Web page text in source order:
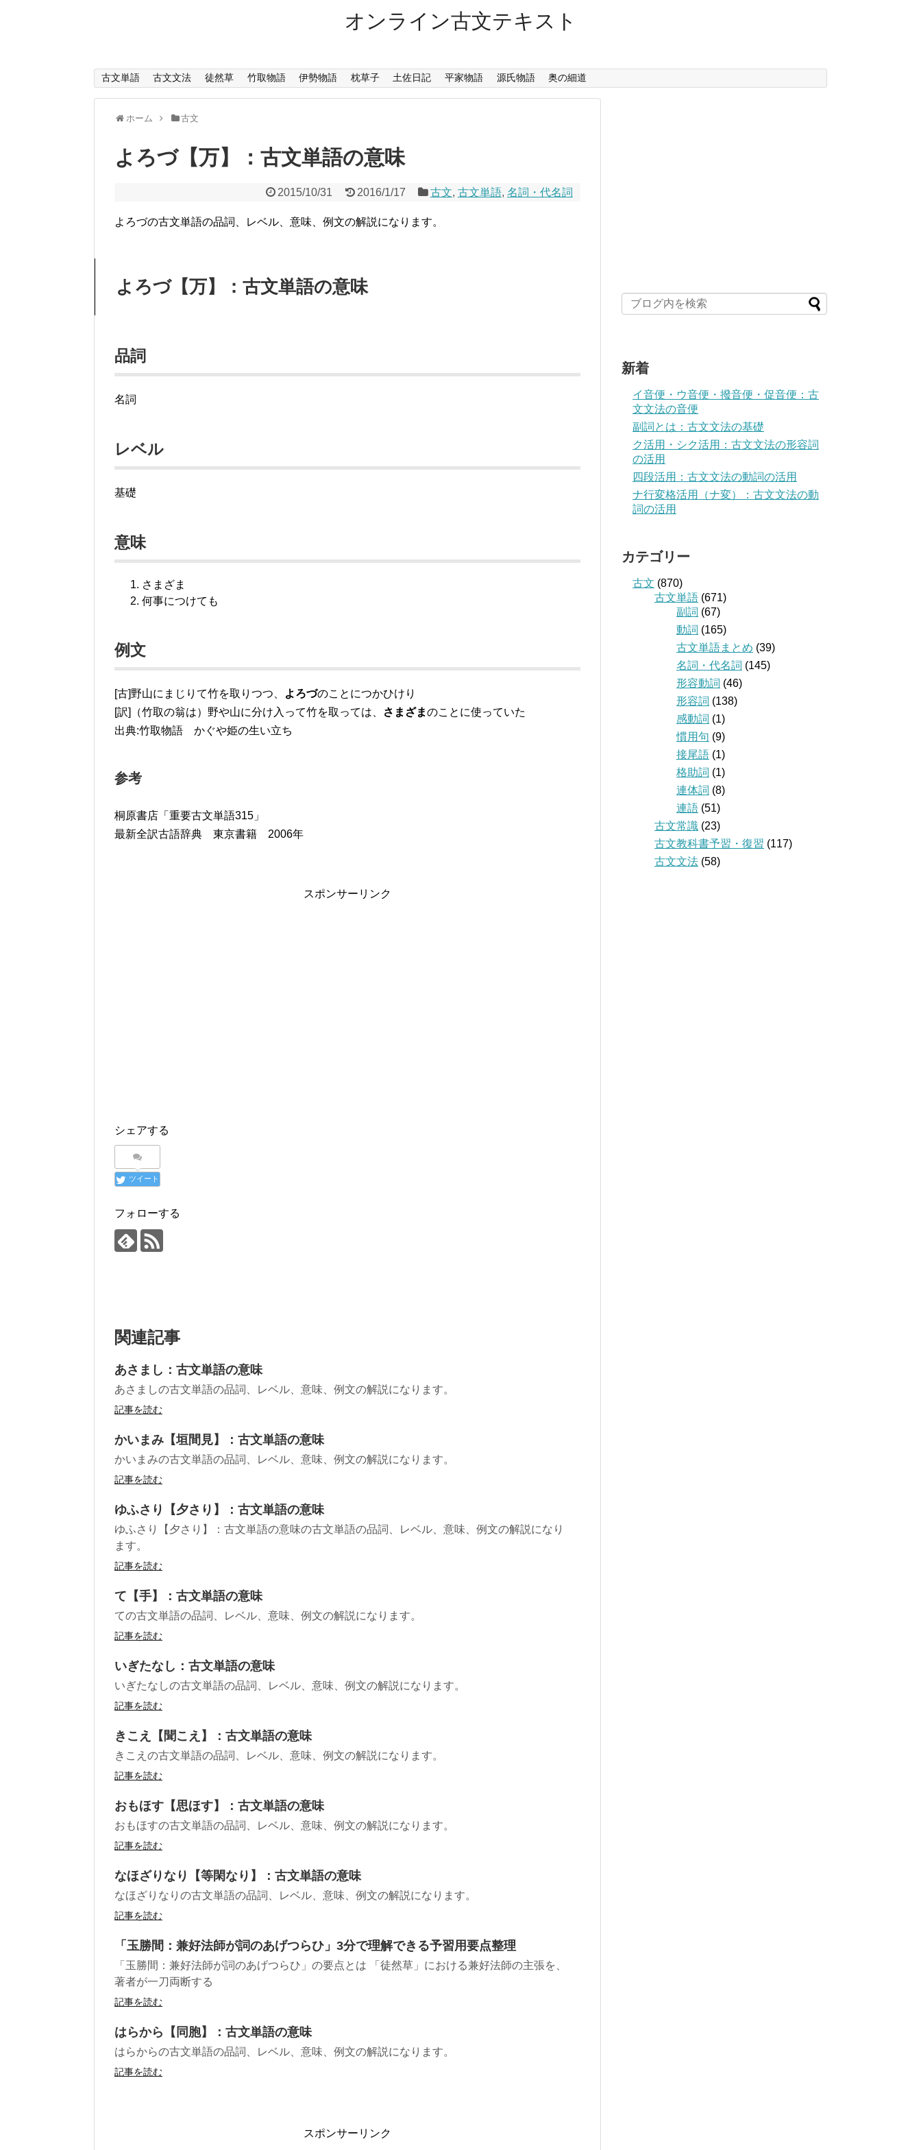
オンライン古文テキスト
古文単語 古文文法 徒然草 竹取物語 伊勢物語 枕草子 土佐日記 平家物語 源氏物語 奥の細道
ホーム 古文
よろづ【万】：古文単語の意味
2015/10/31 2016/1/17 古文, 古文単語, 名詞・代名詞
よろづの古文単語の品詞、レベル、意味、例文の解説になります。
よろづ【万】：古文単語の意味
品詞
名詞
レベル
基礎
意味
さまざま
何事につけても
例文
[古]野山にまじりて竹を取りつつ、 よろづのことにつかひけり
[訳]（竹取の翁は）野や山に分け入って竹を取っては、
さまざまのことに使っていた
出典:竹取物語 かぐや姫の生い立ち
参考
桐原書店「重要古文単語315」
最新全訳古語辞典 東京書籍 2006年
スポンサーリンク
シェアする
ツイート
フォローする
関連記事
あさまし：古文単語の意味
あさましの古文単語の品詞、レベル、意味、例文の解説になります。
記事を読む
かいまみ【垣間見】：古文単語の意味
かいまみの古文単語の品詞、レベル、意味、例文の解説になります。
記事を読む
ゆふさり【夕さり】：古文単語の意味
ゆふさり【夕さり】：古文単語の意味の古文単語の品詞、レベル、意味、例文の解説になり
ます。
記事を読む
て【手】：古文単語の意味
ての古文単語の品詞、レベル、意味、例文の解説になります。
記事を読む
いぎたなし：古文単語の意味
いぎたなしの古文単語の品詞、レベル、意味、例文の解説になります。
記事を読む
きこえ【聞こえ】：古文単語の意味
きこえの古文単語の品詞、レベル、意味、例文の解説になります。
記事を読む
おもほす【思ほす】：古文単語の意味
おもほすの古文単語の品詞、レベル、意味、例文の解説になります。
記事を読む
なほざりなり【等閑なり】：古文単語の意味
なほざりなりの古文単語の品詞、レベル、意味、例文の解説になります。
記事を読む
「玉勝間：兼好法師が詞のあげつらひ」3分で理解できる予習用要点整理
「玉勝間：兼好法師が詞のあげつらひ」の要点とは 「徒然草」における兼好法師の主張を、
著者が一刀両断する
記事を読む
はらから【同胞】：古文単語の意味
はらからの古文単語の品詞、レベル、意味、例文の解説になります。
記事を読む
スポンサーリンク
新着
イ音便・ウ音便・撥音便・促音便：古
文文法の音便
副詞とは：古文文法の基礎
ク活用・シク活用：古文文法の形容詞
の活用
四段活用：古文文法の動詞の活用
ナ行変格活用（ナ変）：古文文法の動
詞の活用
カテゴリー
古文 (870)
古文単語 (671)
副詞 (67)
動詞 (165)
古文単語まとめ (39)
名詞・代名詞 (145)
形容動詞 (46)
形容詞 (138)
感動詞 (1)
慣用句 (9)
接尾語 (1)
格助詞 (1)
連体詞 (8)
連語 (51)
古文常識 (23)
古文教科書予習・復習 (117)
古文文法 (58)